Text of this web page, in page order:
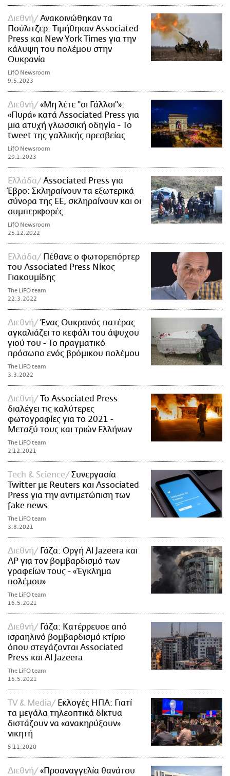
Διεθνή
Ανακοινώθηκαν τα
Πούλιτζερ: Τιμήθηκαν Associated
Press και New York Times για την
κάλυψη του πολέμου στην
Ουκρανία
LifO Newsroom
9.5.2023
Διεθνή
«Μη λέτε "οι Γάλλοι"»:
«Πυρά» κατά Associated Press για
μια ατυχή γλωσσική οδηγία - Το
tweet της γαλλικής πρεσβείας
LifO Newsroom
29.1.2023
Ελλάδα
Associated Press για
Έβρο: Σκληραίνουν τα εξωτερικά
σύνορα της ΕΕ, σκληραίνουν και οι
συμπεριφορές
LifO Newsroom
25.12.2022
Ελλάδα
Πέθανε ο φωτορεπόρτερ
του Associated Press Νίκος
Γιακουμίδης
The LiFO team
22.3.2022
Διεθνή
Ένας Ουκρανός πατέρας
αγκαλιάζει το κεφάλι του άψυχου
γιού του - Το πραγματικό
πρόσωπο ενός βρόμικου πολέμου
The LiFO team
3.3.2022
Διεθνή
Το Associated Press
διαλέγει τις καλύτερες
φωτογραφίες για το 2021 -
Μεταξύ τους και τριών Ελλήνων
The LiFO team
2.12.2021
Τech & Science
Συνεργασία
Twitter με Reuters και Associated
Press για την αντιμετώπιση των
fake news
The LiFO team
3.8.2021
Διεθνή
Γάζα: Οργή Al Jazeera και
AP για τον βομβαρδισμό των
γραφείων τους - «Έγκλημα
πολέμου»
The LiFO team
16.5.2021
Διεθνή
Γάζα: Κατέρρευσε από
ισραηλινό βομβαρδισμό κτίριο
όπου στεγάζονται Associated
Press και Al Jazeera
The LiFO team
15.5.2021
TV & Media
Εκλογές ΗΠΑ: Γιατί
τα μεγάλα τηλεοπτικά δίκτυα
διστάζουν να «ανακηρύξουν»
νικητή
5.11.2020
Διεθνή «Προαναγγελία θανάτου